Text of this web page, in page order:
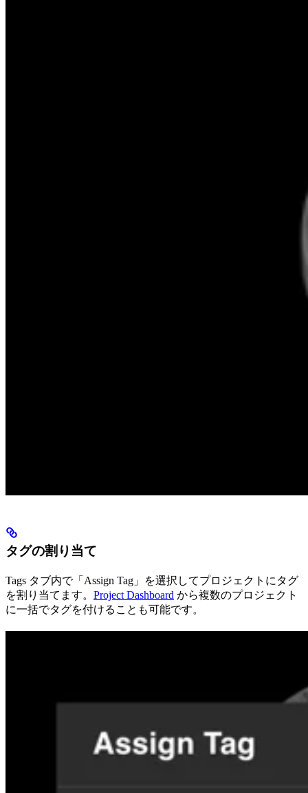
タグの割り当て
Tags タブ内で「Assign Tag」を選択してプロジェクトにタグ
を割り当てます。 Project Dashboard から複数のプロジェクト
に一括でタグを付けることも可能です。